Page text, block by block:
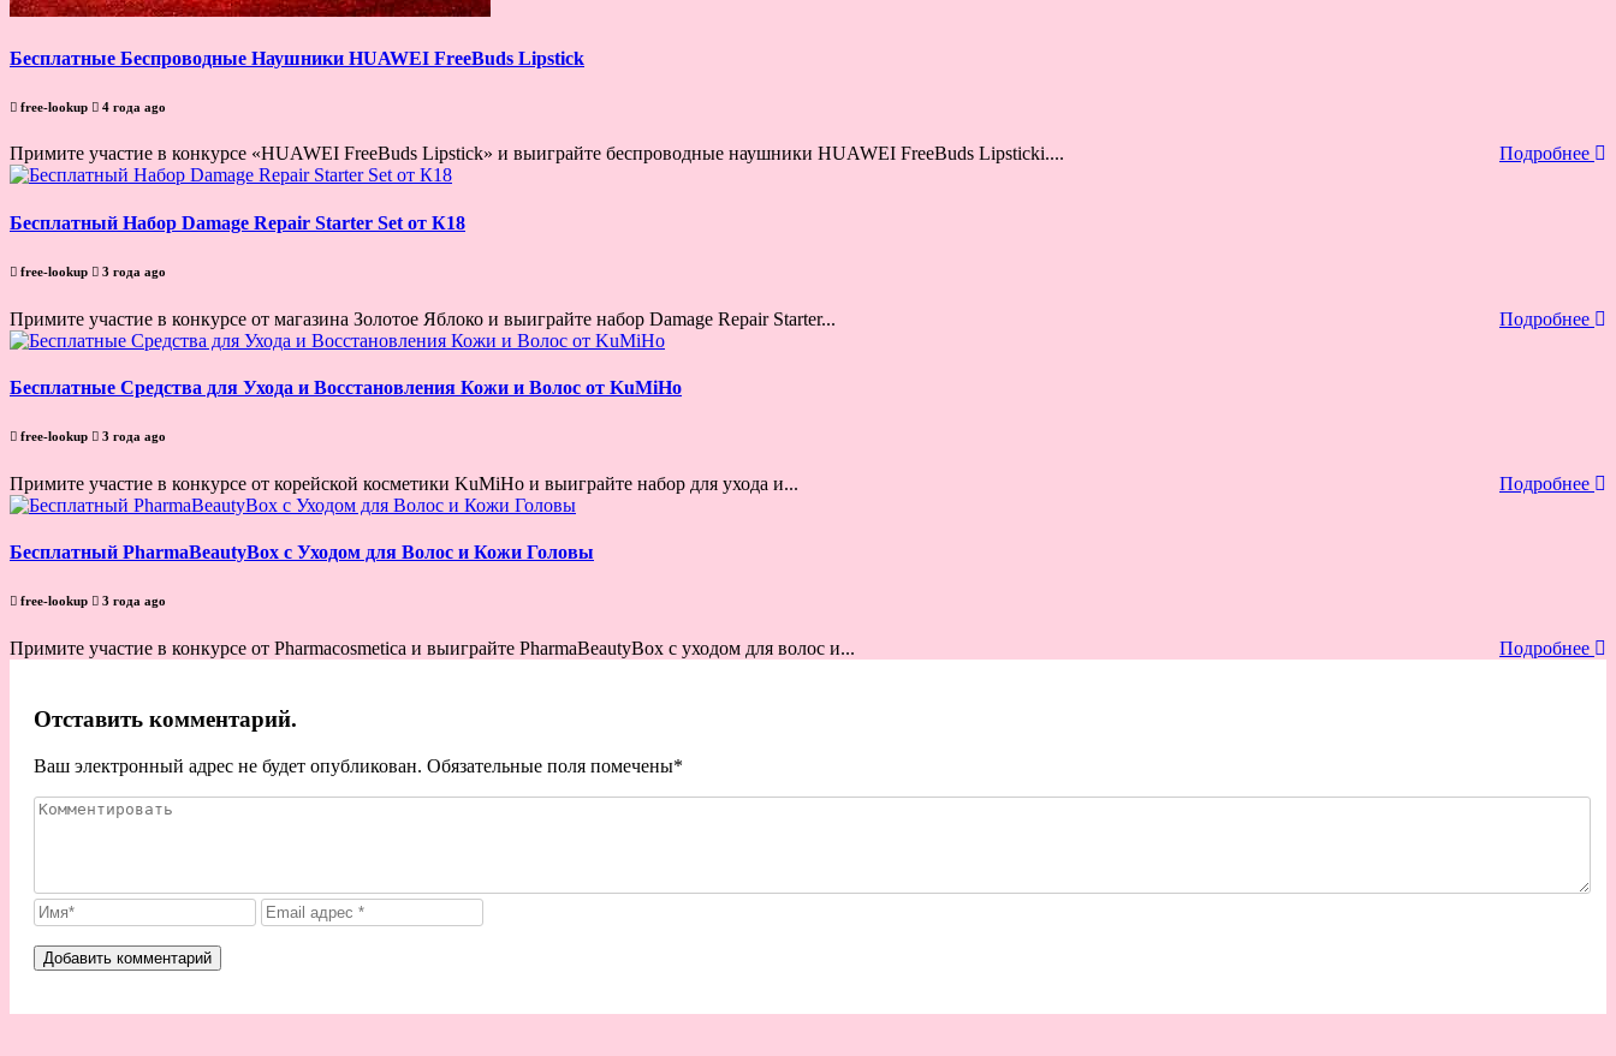
Бесплатные Беспроводные Наушники HUAWEI FreeBuds Lipstick
free-lookup 4 года ago
Примите участие в конкурсе «HUAWEI FreeBuds Lipstick» и выиграйте беспроводные наушники HUAWEI FreeBuds Lipsticki.... Подробнее
Бесплатный Набор Damage Repair Starter Set от К18
free-lookup 3 года ago
Примите участие в конкурсе от магазина Золотое Яблоко и выиграйте набор Damage Repair Starter... Подробнее
Бесплатные Средства для Ухода и Восстановления Кожи и Волос от KuMiHo
free-lookup 3 года ago
Примите участие в конкурсе от корейской косметики KuMiHo и выиграйте набор для ухода и... Подробнее
Бесплатный PharmaBeautyBox с Уходом для Волос и Кожи Головы
free-lookup 3 года ago
Примите участие в конкурсе от Pharmacosmetica и выиграйте PharmaBeautyBox с уходом для волос и... Подробнее
Отставить комментарий.
Ваш электронный адрес не будет опубликован. Обязательные поля помечены*